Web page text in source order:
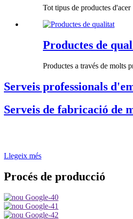
Tot tipus de productes d'acer
Productes de
Productes a través de molts
Serveis professionals
Serveis de fabricació de
Llegeix més
Procés de producció